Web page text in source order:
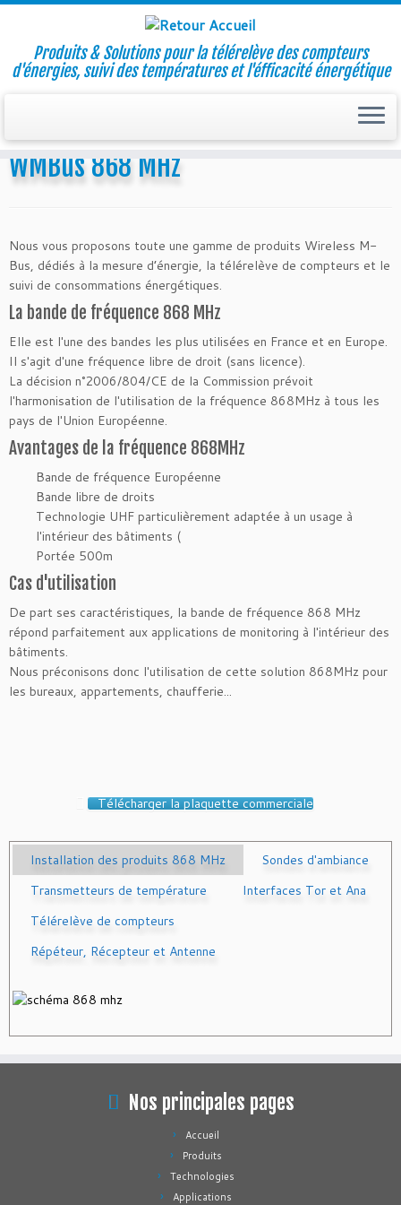
content
Produits & Solutions pour la télérelève des compteurs
d'énergies, suivi des températures et l'éfficacité énergétique
WMBus 868 MHz
Nous vous proposons toute une gamme de produits Wireless M-
Bus, dédiés à la mesure d’énergie, la télérelève de compteurs et le
suivi de consommations énergétiques.
La bande de fréquence 868 MHz
Elle est l'une des bandes les plus utilisées en France et en Europe.
Il s'agit d'une fréquence libre de droit (sans licence).
La décision n°2006/804/CE de la Commission prévoit
l'harmonisation de l'utilisation de la fréquence 868MHz à tous les
pays de l'Union Européenne.
Avantages de la fréquence 868MHz
Bande de fréquence Européenne
Bande libre de droits
Technologie UHF particulièrement adaptée à un usage à
l'intérieur des bâtiments (
Portée 500m
Cas d'utilisation
De part ses caractéristiques, la bande de fréquence 868 MHz
répond parfaitement aux applications de monitoring à l'intérieur des
bâtiments.
Nous préconisons donc l'utilisation de cette solution 868MHz pour
les bureaux, appartements, chaufferie...
Télécharger la plaquette commerciale
Installation des produits 868 MHz
Sondes d'ambiance
Transmetteurs de température
Interfaces Tor et Ana
Télérelève de compteurs
Répéteur, Récepteur et Antenne
Nos principales pages
Accueil
Produits
Technologies
Applications